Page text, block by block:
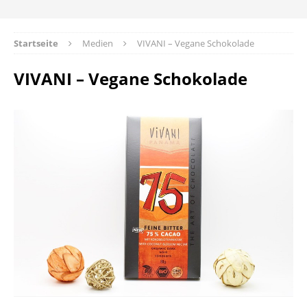
Startseite Medien VIVANI – Vegane Schokolade
VIVANI – Vegane Schokolade